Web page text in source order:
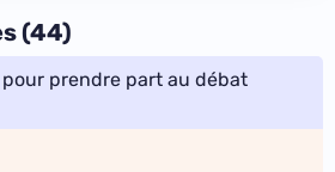
(44)
prendre part au débat